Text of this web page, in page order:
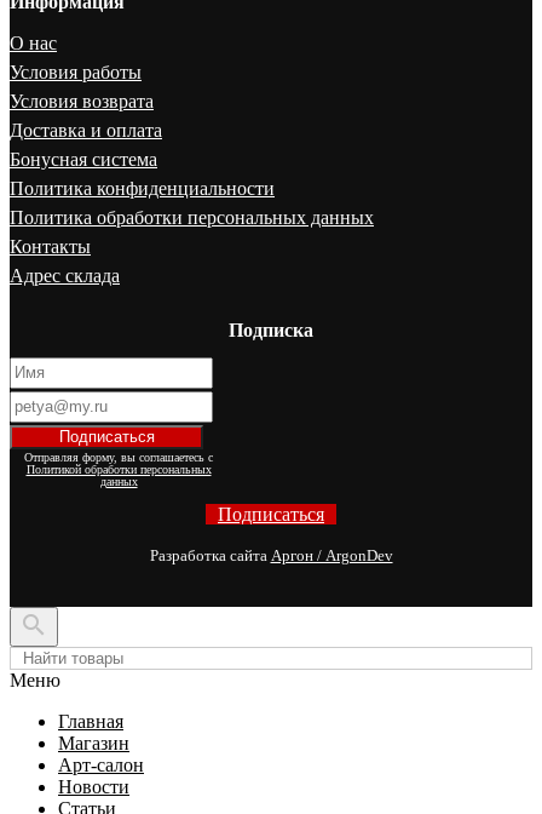
О нас
Условия работы
Условия возврата
Доставка и оплата
Бонусная система
Политика конфиденциальности
Политика обработки персональных данных
Контакты
Адрес склада
Подписка
Отправляя форму, вы соглашаетесь с
Политикой обработки персональных
данных
Подписаться
Разработка сайта Аргон / ArgonDev

Меню
Главная
Магазин
Арт-салон
Новости
Статьи